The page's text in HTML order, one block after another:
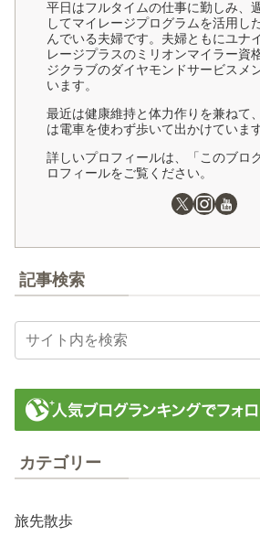
平日はフルタイムの仕事に勤しみ、
してマイレージプログラムを活用し
んでいる夫婦です。夫婦ともにユナ
レージプラスのミリオンマイラー資
ジクラブのダイヤモンドサービスメ
います。
最近は健康維持と体力作りを兼ねて
は電車を使わず歩いて出かけています
詳しいプロフィールは、「このブロ
ロフィールをご覧ください。
記事検索
カテゴリー
旅先散歩